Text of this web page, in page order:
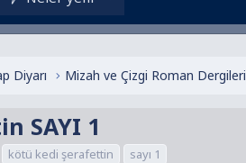
Diyarı Mizah ve Çizgi Roman Dergileri
SAYI 1
kötü kedi şerafettin sayı 1